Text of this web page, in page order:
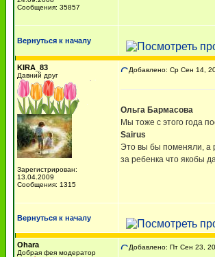
Сообщения: 35857
Вернуться к началу
KIRA_83
Давний друг
Зарегистрирован:
13.04.2009
Сообщения: 1315
Добавлено: Ср Сен 14,
Ольга Бармасова
Мы тоже с этого года
Sairus
Это вы бы поменяли, а
за ребенка что якобы
Вернуться к началу
Ohara
Добрая фея модератор
Добавлено: Пт Сен 23,